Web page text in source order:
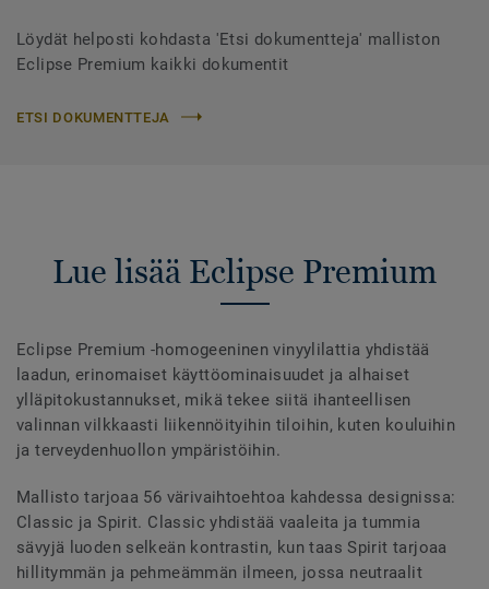
Löydät helposti kohdasta 'Etsi dokumentteja' malliston
Eclipse Premium kaikki dokumentit
ETSI DOKUMENTTEJA
Lue lisää Eclipse Premium
Eclipse Premium -homogeeninen vinyylilattia yhdistää
laadun, erinomaiset käyttöominaisuudet ja alhaiset
ylläpitokustannukset, mikä tekee siitä ihanteellisen
valinnan vilkkaasti liikennöityihin tiloihin, kuten kouluihin
ja terveydenhuollon ympäristöihin.
Mallisto tarjoaa 56 värivaihtoehtoa kahdessa designissa:
Classic ja Spirit. Classic yhdistää vaaleita ja tummia
sävyjä luoden selkeän kontrastin, kun taas Spirit tarjoaa
hillitymmän ja pehmeämmän ilmeen, jossa neutraalit